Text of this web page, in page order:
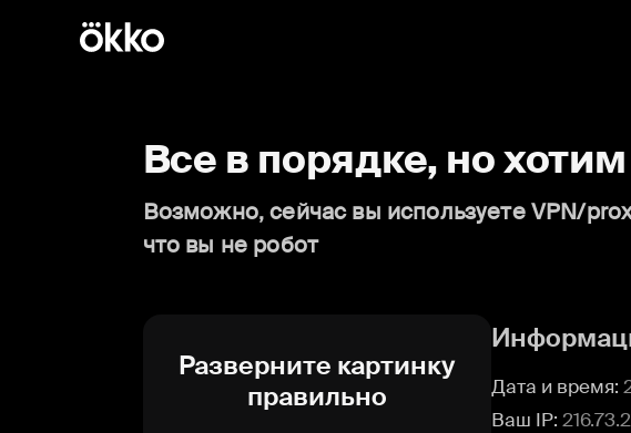
Все в порядке, но
Возможно, сейчас вы используете VPN/
что вы не робот
Разверните картинку
правильно
Дата и время:
Ваш IP: